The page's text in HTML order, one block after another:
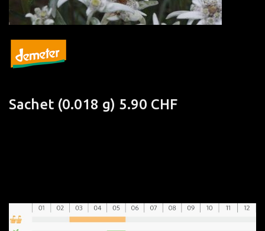
Sachet (0.018 g) 5.90 CHF